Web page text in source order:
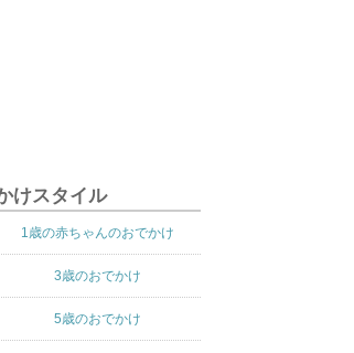
けスタイル
1歳の赤ちゃんのおでかけ
3歳のおでかけ
5歳のおでかけ